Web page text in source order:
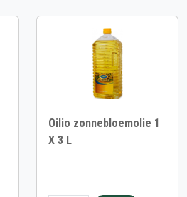
Oilio zonnebloemolie 1
X 3 L